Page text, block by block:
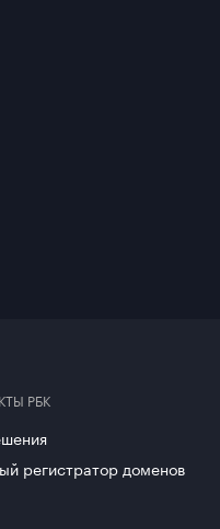
РБК
регистратор доменов